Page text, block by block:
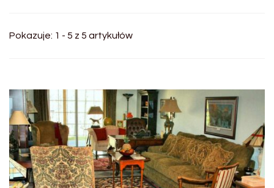
Pokazuje: 1 - 5 z 5 artykułów